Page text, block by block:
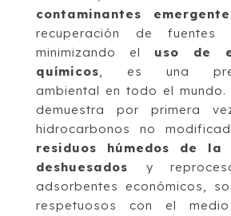
contaminantes
recuperación de fuentes
minimizando el uso de
químicos, es una
ambiental en todo el mundo.
demuestra por primera
hidrocarbonos no
residuos húmedos de la
deshuesados ​​ y
adsorbentes económicos,
respetuosos con el